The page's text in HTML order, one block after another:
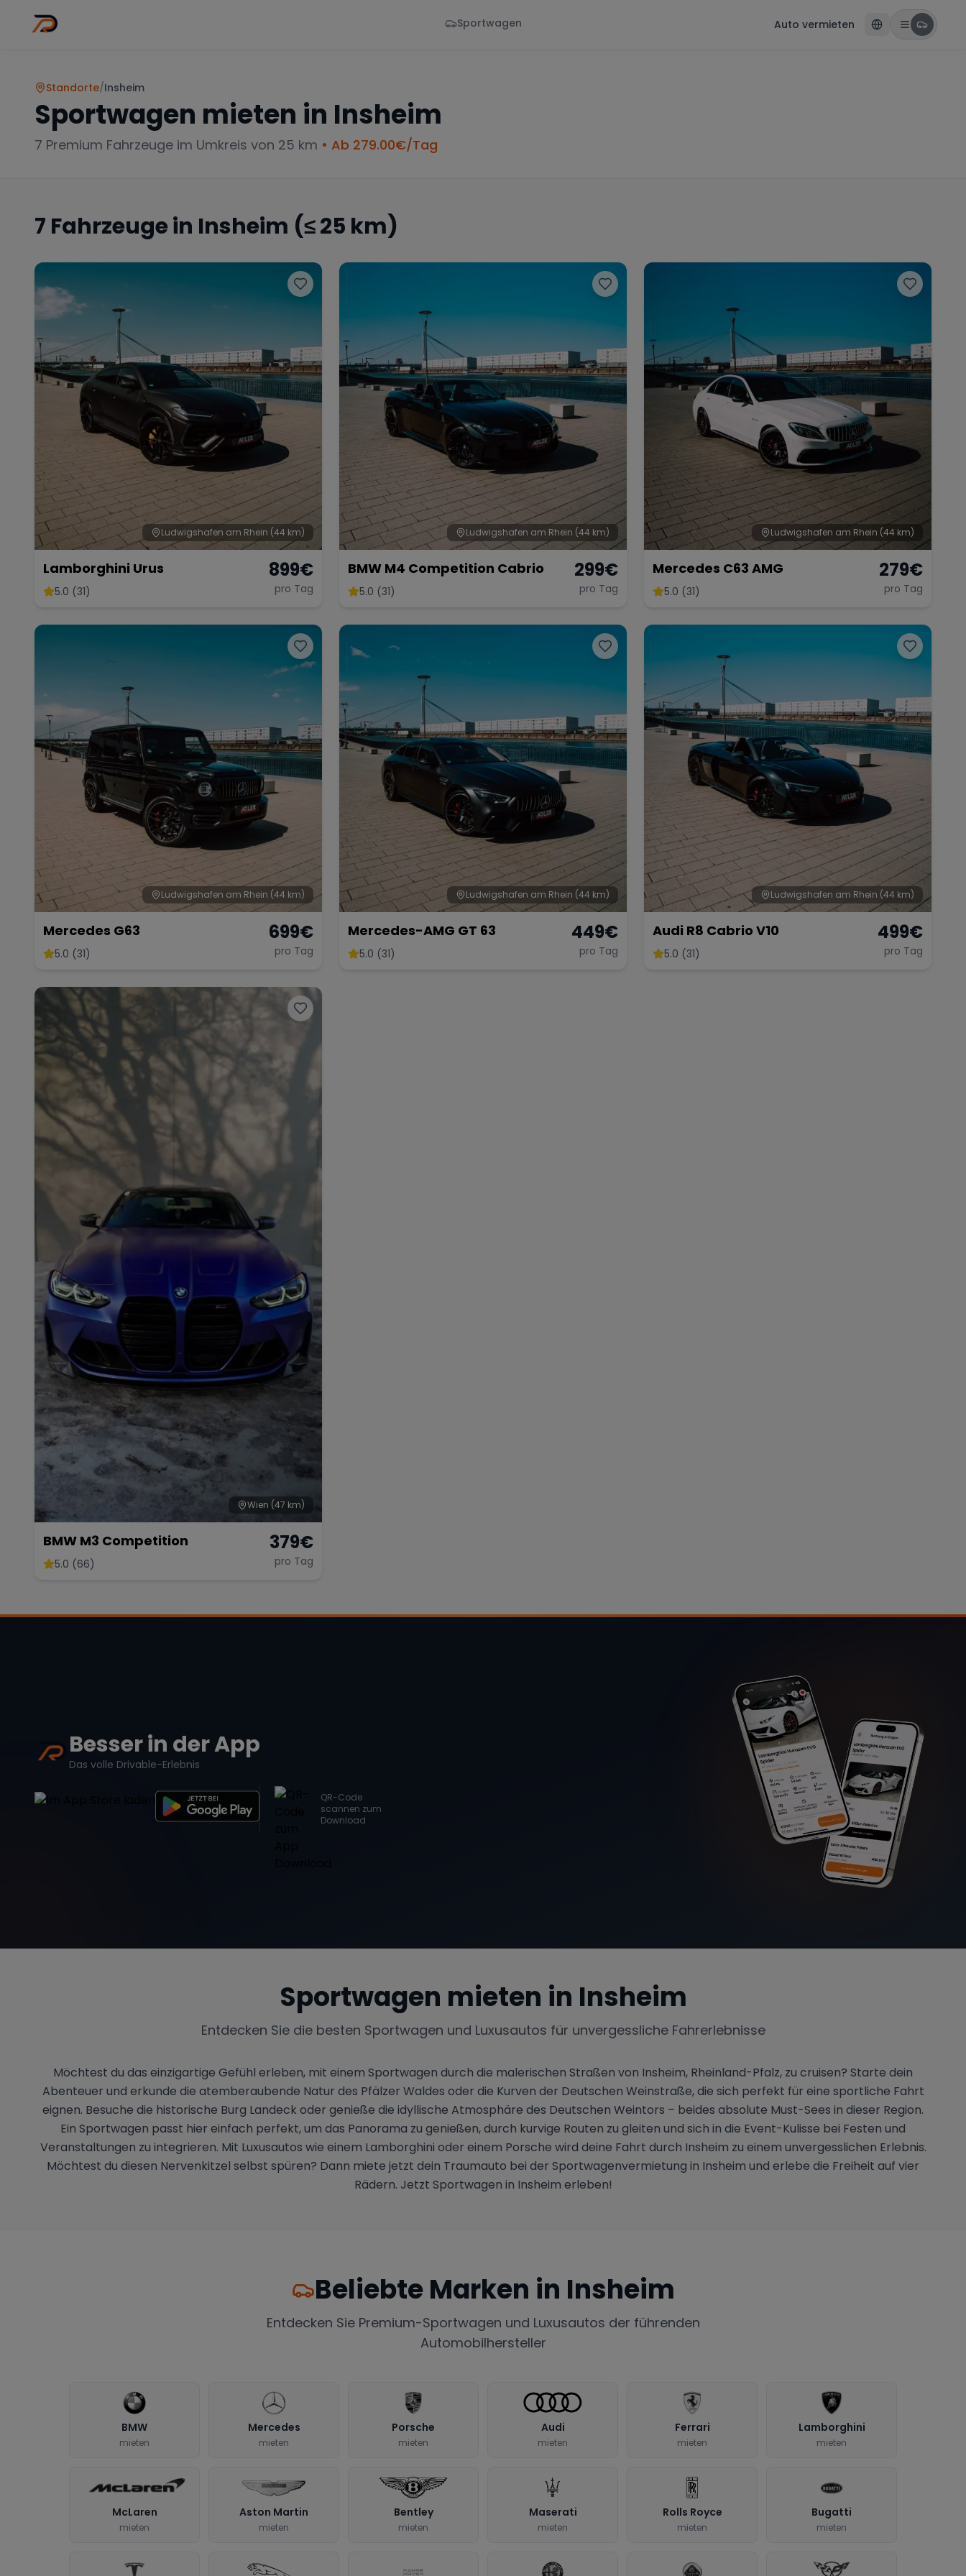
Sportwagen Auto vermieten
Standorte/Insheim
Sportwagen mieten in Insheim
7 Premium Fahrzeuge im Umkreis von 25 km • Ab 279.00€/Tag
7 Fahrzeuge in Insheim (≤ 25 km)
Ludwigshafen am Rhein (44 km)
Lamborghini Urus
5.0 (31)
899€
pro Tag
Ludwigshafen am Rhein (44 km)
BMW M4 Competition Cabrio
5.0 (31)
299€
pro Tag
Ludwigshafen am Rhein (44 km)
Mercedes C63 AMG
5.0 (31)
279€
pro Tag
Ludwigshafen am Rhein (44 km)
Mercedes G63
5.0 (31)
699€
pro Tag
Ludwigshafen am Rhein (44 km)
Mercedes-AMG GT 63
5.0 (31)
449€
pro Tag
Ludwigshafen am Rhein (44 km)
Audi R8 Cabrio V10
5.0 (31)
499€
pro Tag
Wien (47 km)
BMW M3 Competition
5.0 (66)
379€
pro Tag
Besser in der App
Das volle Drivable-Erlebnis
QR-Code
scannen zum
Download
Sportwagen mieten in Insheim
Entdecken Sie die besten Sportwagen und Luxusautos für unvergessliche Fahrerlebnisse
Möchtest du das einzigartige Gefühl erleben, mit einem Sportwagen durch die malerischen Straßen von Insheim, Rheinland-Pfalz, zu cruisen? Starte dein
Abenteuer und erkunde die atemberaubende Natur des Pfälzer Waldes oder die Kurven der Deutschen Weinstraße, die sich perfekt für eine sportliche Fahrt
eignen. Besuche die historische Burg Landeck oder genieße die idyllische Atmosphäre des Deutschen Weintors – beides absolute Must-Sees in dieser Region.
Ein Sportwagen passt hier einfach perfekt, um das Panorama zu genießen, durch kurvige Routen zu gleiten und sich in die Event-Kulisse bei Festen und
Veranstaltungen zu integrieren. Mit Luxusautos wie einem Lamborghini oder einem Porsche wird deine Fahrt durch Insheim zu einem unvergesslichen Erlebnis.
Möchtest du diesen Nervenkitzel selbst spüren? Dann miete jetzt dein Traumauto bei der Sportwagenvermietung in Insheim und erlebe die Freiheit auf vier
Rädern. Jetzt Sportwagen in Insheim erleben!
Beliebte Marken in Insheim
Entdecken Sie Premium-Sportwagen und Luxusautos der führenden
Automobilhersteller
BMW
mieten
Mercedes
mieten
Porsche
mieten
Audi
mieten
Ferrari
mieten
Lamborghini
mieten
McLaren
mieten
Aston Martin
mieten
Bentley
mieten
Maserati
mieten
Rolls Royce
mieten
Bugatti
mieten